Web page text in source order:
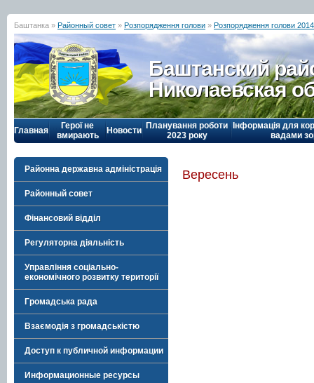
Баштанка » Районный совет » Розпорядження голови » Розпорядження голови
Баштанский
Николаевская
Главная
Герої не
вмирають
Новости Планування роботи
2023 року
Інформація для
вадами
Районна державна адміністрація
Районный совет
Фінансовий відділ
Регуляторна діяльність
Управління соціально-
економічного розвитку території
Громадська рада
Взаємодія з громадськістю
Доступ к публичной информации
Информационные ресурсы
Вересень